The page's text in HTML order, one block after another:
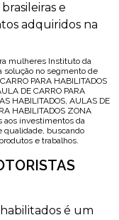
e
adquiridos na
mulheres Instituto da
solução no segmento de
PARA HABILITADOS
DE CARRO PARA
HABILITADOS, AULAS DE
HABILITADOS ZONA
aos investimentos da
qualidade, buscando
e trabalhos.
é um